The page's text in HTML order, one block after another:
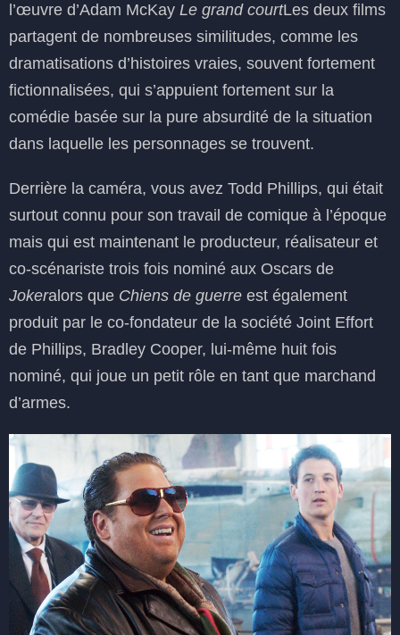
l’œuvre d’Adam McKay Le grand courtLes deux films
partagent de nombreuses similitudes, comme les
dramatisations d’histoires vraies, souvent fortement
fictionnalisées, qui s’appuient fortement sur la
comédie basée sur la pure absurdité de la situation
dans laquelle les personnages se trouvent.
Derrière la caméra, vous avez Todd Phillips, qui était
surtout connu pour son travail de comique à l’époque
mais qui est maintenant le producteur, réalisateur et
co-scénariste trois fois nominé aux Oscars de
Jokeralors que Chiens de guerre est également
produit par le co-fondateur de la société Joint Effort
de Phillips, Bradley Cooper, lui-même huit fois
nominé, qui joue un petit rôle en tant que marchand
d’armes.